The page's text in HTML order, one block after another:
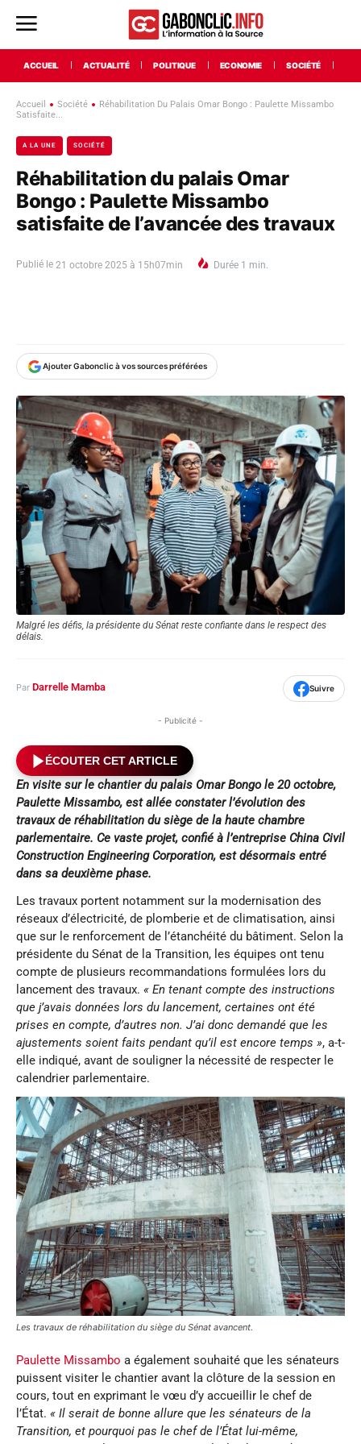
ACCUEIL ACTUALITÉ POLITIQUE ECONOMIE SOCIÉTÉ
Accueil Société
Réhabilitation Du Palais Omar Bongo : Paulette Missambo
Satisfaite...
A LA UNE SOCIÉTÉ
Réhabilitation du palais Omar
Bongo : Paulette Missambo
satisfaite de l’avancée des travaux
Publié le 21 octobre 2025 à 15h07min Durée 1 min.
Ajouter Gabonclic à vos sources préférées
Malgré les défis, la présidente du Sénat reste confiante dans le respect des
délais.
Par Darrelle Mamba Suivre
- Publicité -
ÉCOUTER CET ARTICLE
En visite sur le chantier du palais Omar Bongo le 20 octobre,
Paulette Missambo, est allée constater l’évolution des
travaux de réhabilitation du siège de la haute chambre
parlementaire. Ce vaste projet, confié à l’entreprise China Civil
Construction Engineering Corporation, est désormais entré
dans sa deuxième phase.
Les travaux portent notamment sur la modernisation des
réseaux d’électricité, de plomberie et de climatisation, ainsi
que sur le renforcement de l’étanchéité du bâtiment. Selon la
présidente du Sénat de la Transition, les équipes ont tenu
compte de plusieurs recommandations formulées lors du
lancement des travaux. « En tenant compte des instructions
que j’avais données lors du lancement, certaines ont été
prises en compte, d’autres non. J’ai donc demandé que les
ajustements soient faits pendant qu’il est encore temps », a-t-
elle indiqué, avant de souligner la nécessité de respecter le
calendrier parlementaire.
Les travaux de réhabilitation du siège du Sénat avancent.
Paulette Missambo a également souhaité que les sénateurs
puissent visiter le chantier avant la clôture de la session en
cours, tout en exprimant le vœu d’y accueillir le chef de
l’État. « Il serait de bonne allure que les sénateurs de la
Transition, et pourquoi pas le chef de l’État lui-même,